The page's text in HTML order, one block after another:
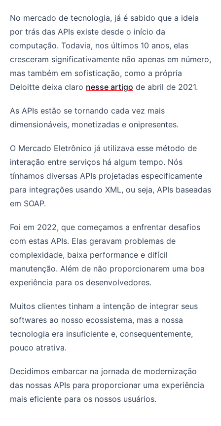
No mercado de tecnologia, já é sabido que a ideia
por trás das APIs existe desde o início da
computação. Todavia, nos últimos 10 anos, elas
cresceram significativamente não apenas em número,
mas também em sofisticação, como a própria
Deloitte deixa claro nesse artigo de abril de 2021.
As APIs estão se tornando cada vez mais
dimensionáveis, monetizadas e onipresentes.
O Mercado Eletrônico já utilizava esse método de
interação entre serviços há algum tempo. Nós
tínhamos diversas APIs projetadas especificamente
para integrações usando XML, ou seja, APIs baseadas
em SOAP.
Foi em 2022, que começamos a enfrentar desafios
com estas APIs. Elas geravam problemas de
complexidade, baixa performance e difícil
manutenção. Além de não proporcionarem uma boa
experiência para os desenvolvedores.
Muitos clientes tinham a intenção de integrar seus
softwares ao nosso ecossistema, mas a nossa
tecnologia era insuficiente e, consequentemente,
pouco atrativa.
Decidimos embarcar na jornada de modernização
das nossas APIs para proporcionar uma experiência
mais eficiente para os nossos usuários.